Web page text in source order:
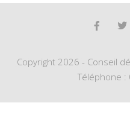
Copyright 2026 - Conseil
Téléphone :